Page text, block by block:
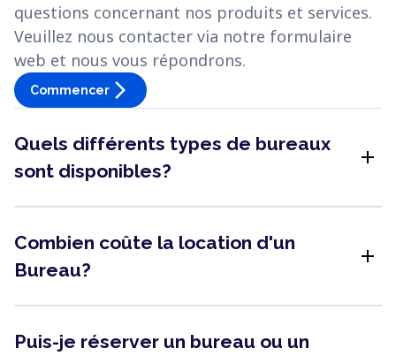
questions concernant nos produits et services.
Veuillez nous contacter via notre formulaire
web et nous vous répondrons.
Commencer arrow_forward_ios
Quels différents types de bureaux
sont disponibles?
add
Combien coûte la location d'un
Bureau?
add
Puis-je réserver un bureau ou un